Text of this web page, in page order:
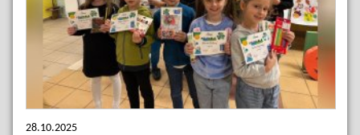
28.10.2025